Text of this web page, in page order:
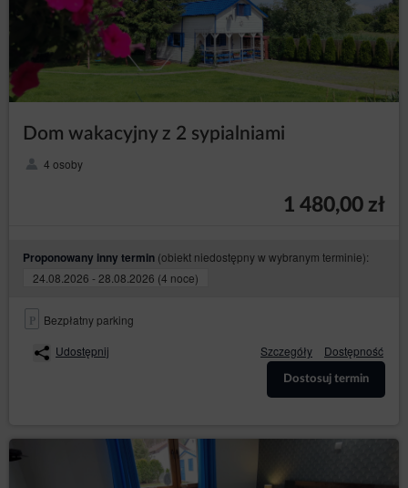
Dom wakacyjny z 2 sypialniami
4 osoby
1 480,00 zł
Proponowany inny termin (obiekt niedostępny w wybranym terminie):
24.08.2026 - 28.08.2026 (4 noce)
Bezpłatny parking
Udostępnij
Szczegóły Dostępność
Dostosuj termin